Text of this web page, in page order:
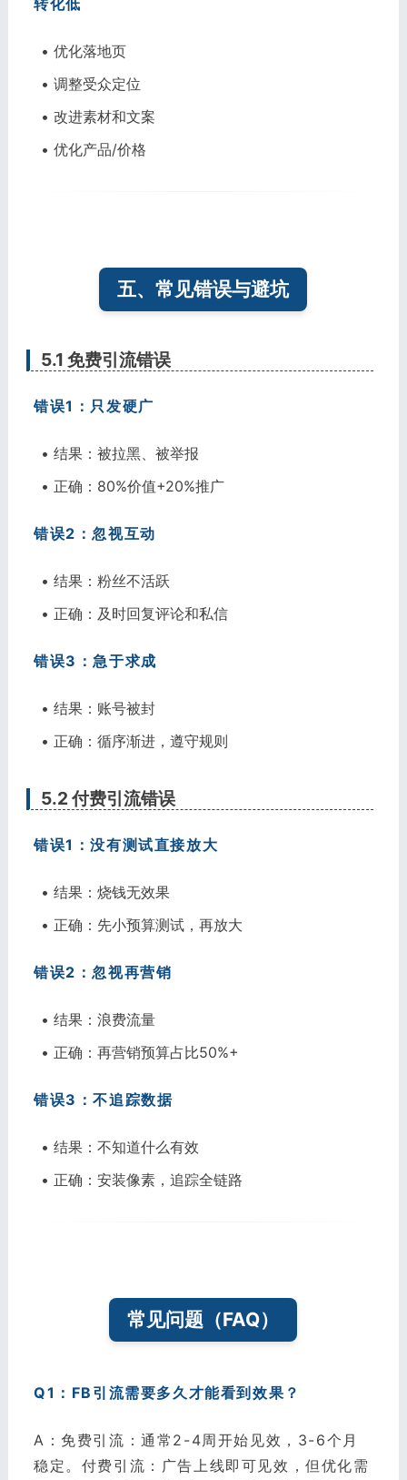
• 优化落地页
• 调整受众定位
• 改进素材和文案
• 优化产品/价格
五、常见错误与避坑
5.1 免费引流错误
错误1：只发硬广
• 结果：被拉黑、被举报
• 正确：80%价值+20%推广
错误2：忽视互动
• 结果：粉丝不活跃
• 正确：及时回复评论和私信
错误3：急于求成
• 结果：账号被封
• 正确：循序渐进，遵守规则
5.2 付费引流错误
错误1：没有测试直接放大
• 结果：烧钱无效果
• 正确：先小预算测试，再放大
错误2：忽视再营销
• 结果：浪费流量
• 正确：再营销预算占比50%+
错误3：不追踪数据
• 结果：不知道什么有效
• 正确：安装像素，追踪全链路
常见问题（FAQ）
Q1：FB引流需要多久才能看到效果？
A：免费引流：通常2-4周开始见效，3-6个月
稳定。付费引流：广告上线即可见效，但优化需